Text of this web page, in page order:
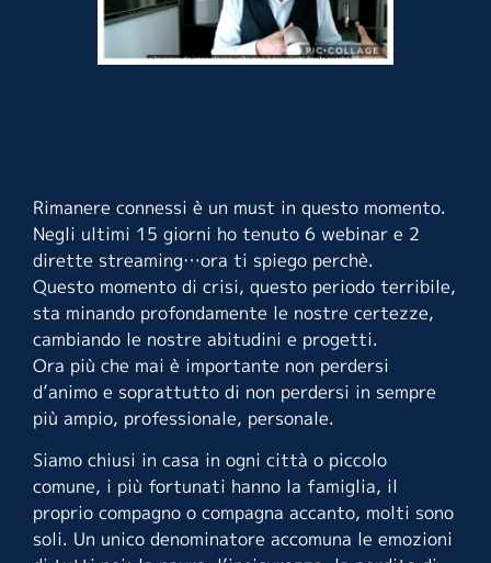
Rimanere connessi è un must in questo momento.
Negli ultimi 15 giorni ho tenuto 6 webinar e 2
dirette streaming…ora ti spiego perchè.
Questo momento di crisi, questo periodo terribile,
sta minando profondamente le nostre certezze,
cambiando le nostre abitudini e progetti.
Ora più che mai è importante non perdersi
d’animo e soprattutto di non perdersi in sempre
più ampio, professionale, personale.
Siamo chiusi in casa in ogni città o piccolo
comune, i più fortunati hanno la famiglia, il
proprio compagno o compagna accanto, molti sono
soli. Un unico denominatore accomuna le emozioni